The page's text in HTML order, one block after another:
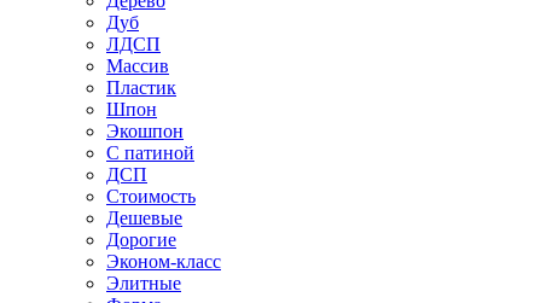
Дуб
ЛДСП
Массив
Пластик
Шпон
Экошпон
С патиной
ДСП
Стоимость
Дешевые
Дорогие
Эконом-класс
Элитные